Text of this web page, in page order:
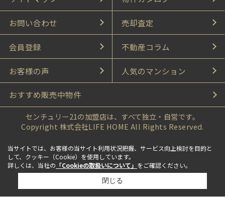
お問い合わせ 売却査定
会員登録 不動産コラム
お客様の声 人気のマンション
おすすめ販売中物件
センチュリー21の加盟店は、すべて独立・自営です。
Copyright 株式会社LIFE HOME All Rights Reserved.
当サイトでは、お客様の当サイト利用状況把握、サービス向上検討を目的と
して、クッキー（Cookie）を使用しています。
詳しくは、当社の 「Cookieの取扱いについて」 をご確認ください。
閉じる